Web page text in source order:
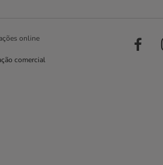
online
comercial